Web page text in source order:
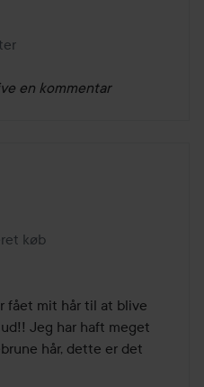
en kommentar
1 år
køb
fået mit hår til at blive
Jeg har haft meget
hår, dette er det